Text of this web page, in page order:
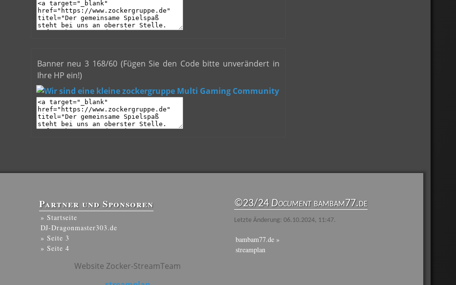
Banner neu 3 168/60 (Fügen Sie den Code bitte unverändert in
Ihre HP ein!)
Partner und Sponsoren
» Startseite
DJ-Dragonmaster303.de
» Seite 3
» Seite 4
©23/24 Documentbambam77.de
Letzte Änderung: 06.10.2024, 11:47.
bambam77.de »
streamplan
Website Zocker-StreamTeam